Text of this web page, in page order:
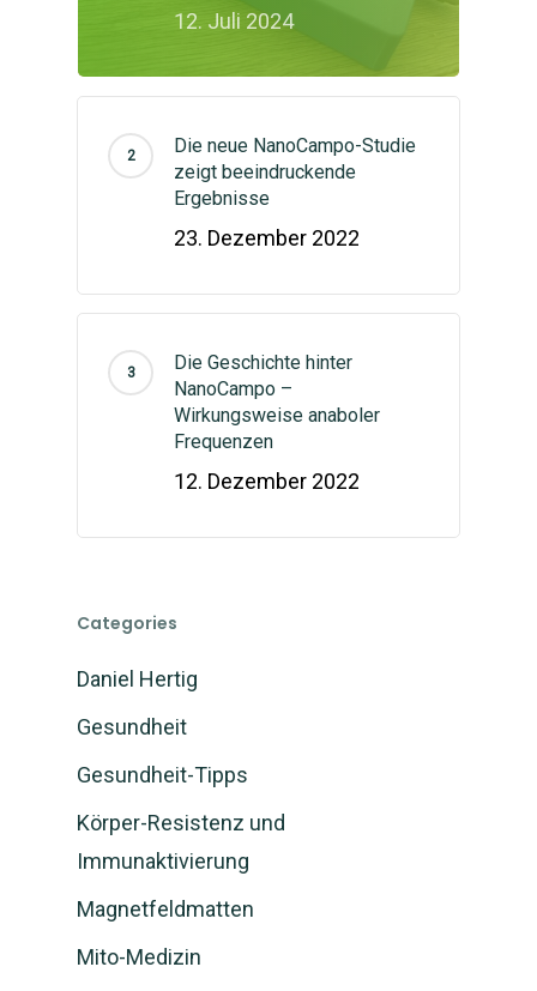
12. Juli 2024
Die neue NanoCampo-Studie
zeigt beeindruckende
Ergebnisse
23. Dezember 2022
Die Geschichte hinter
NanoCampo –
Wirkungsweise anaboler
Frequenzen
12. Dezember 2022
Categories
Daniel Hertig
Gesundheit
Gesundheit-Tipps
Körper-Resistenz und
Immunaktivierung
Magnetfeldmatten
Mito-Medizin